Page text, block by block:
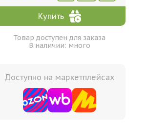
Купить
Товар доступен для заказа
В наличии: много
Доступно на маркетплейсах